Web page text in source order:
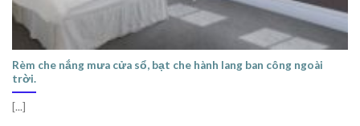
Rèm che nắng mưa cửa sổ, bạt che hành lang ban công ngoài
trời.
[...]